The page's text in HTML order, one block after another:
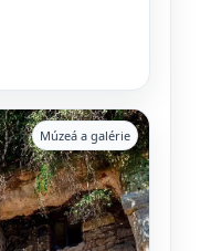
Múzeá a galérie